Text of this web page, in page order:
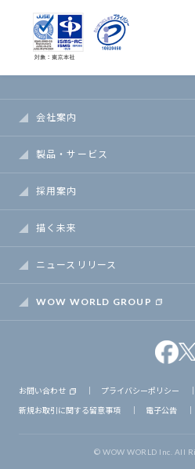
会社案内
製品・サービス
採用案内
描く未来
ニュースリリース
WOW WORLD GROUP
お問い合わせ プライバシーポリシー
新規お取引に関する留意事項 電子公告
© WOW WORLD Inc. All